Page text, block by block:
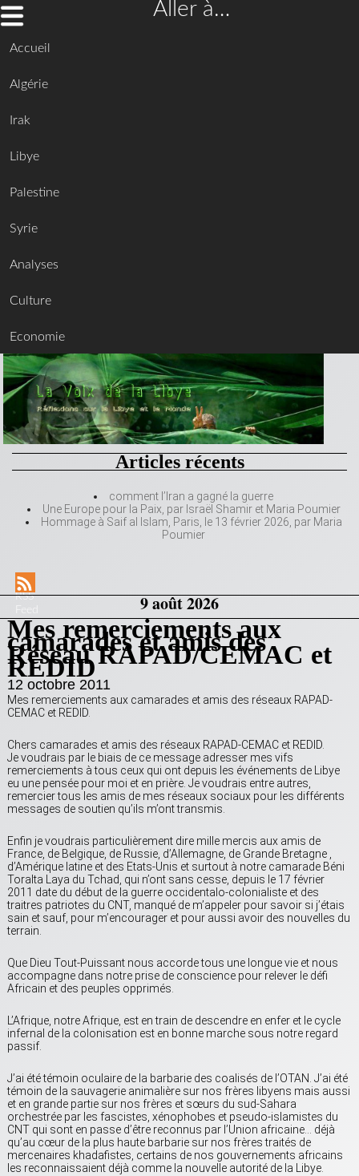
Aller à…
Accueil
Algérie
Irak
Libye
Palestine
Syrie
Analyses
Culture
Economie
Articles récents
comment l’Iran a gagné la guerre
Une Europe pour la Paix, par Israël Shamir et Maria Poumier
Hommage à Saif al Islam, Paris, le 13 février 2026, par Maria
Poumier
RSS
9 août 2026
Mes remerciements aux
camarades et amis des
Réseau RAPAD/CEMAC et
REDID
12 octobre 2011
Mes remerciements aux camarades et amis des réseaux RAPAD-
CEMAC et REDID.
Chers camarades et amis des réseaux RAPAD-CEMAC et REDID.
Je voudrais par le biais de ce message adresser mes vifs
remerciements à tous ceux qui ont depuis les événements de Libye
eu une pensée pour moi et en prière. Je voudrais entre autres,
remercier tous les amis de mes réseaux sociaux pour les différents
messages de soutien qu’ils m’ont transmis.
Enfin je voudrais particulièrement dire mille mercis aux amis de
France, de Belgique, de Russie, d’Allemagne, de Grande Bretagne ,
d’Amérique latine et des Etats-Unis et surtout à notre camarade Béni
Toralta Laya du Tchad, qui n’ont sans cesse, depuis le 17 février
2011 date du début de la guerre occidentalo-colonialiste et des
traitres patriotes du CNT, manqué de m’appeler pour savoir si j’étais
sain et sauf, pour m’encourager et pour aussi avoir des nouvelles du
terrain.
Que Dieu Tout-Puissant nous accorde tous une longue vie et nous
accompagne dans notre prise de conscience pour relever le défi
Africain et des peuples opprimés.
L’Afrique, notre Afrique, est en train de descendre en enfer et le cycle
infernal de la colonisation est en bonne marche sous notre regard
passif.
J’ai été témoin oculaire de la barbarie des coalisés de l’OTAN. J’ai été
témoin de la sauvagerie animalière sur nos frères libyens mais aussi
et en grande partie sur nos frères et sœurs du sud-Sahara
orchestrée par les fascistes, xénophobes et pseudo-islamistes du
CNT qui sont en passe d’être reconnus par l’Union africaine… déjà
qu’au cœur de la plus haute barbarie sur nos frères traités de
mercenaires khadafistes, certains de nos gouvernements africains
les reconnaissaient déjà comme la nouvelle autorité de la Libye.